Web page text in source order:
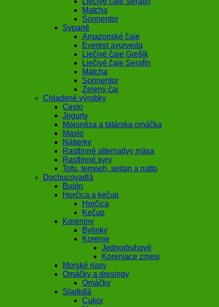
Matcha
Sonnentor
Sypané
Amazonské čaje
Everest ayurveda
Liečivé čaje Grešík
Liečivé čaje Serafín
Matcha
Sonnentor
Zelený čaj
Chladené výrobky
Cesto
Jogurty
Majonéza a tatárska omáčka
Maslo
Nátierky
Rastlinné alternatívy mäsa
Rastlinné syry
Tofu, tempeh, seitan a natto
Dochucovadlá
Bujón
Horčica a kečup
Horčica
Kečup
Koreniny
Bylinky
Korenie
Jednodruhové
Koreniace zmesi
Morské riasy
Omáčky a dresingy
Omáčky
Sladidlá
Cukor